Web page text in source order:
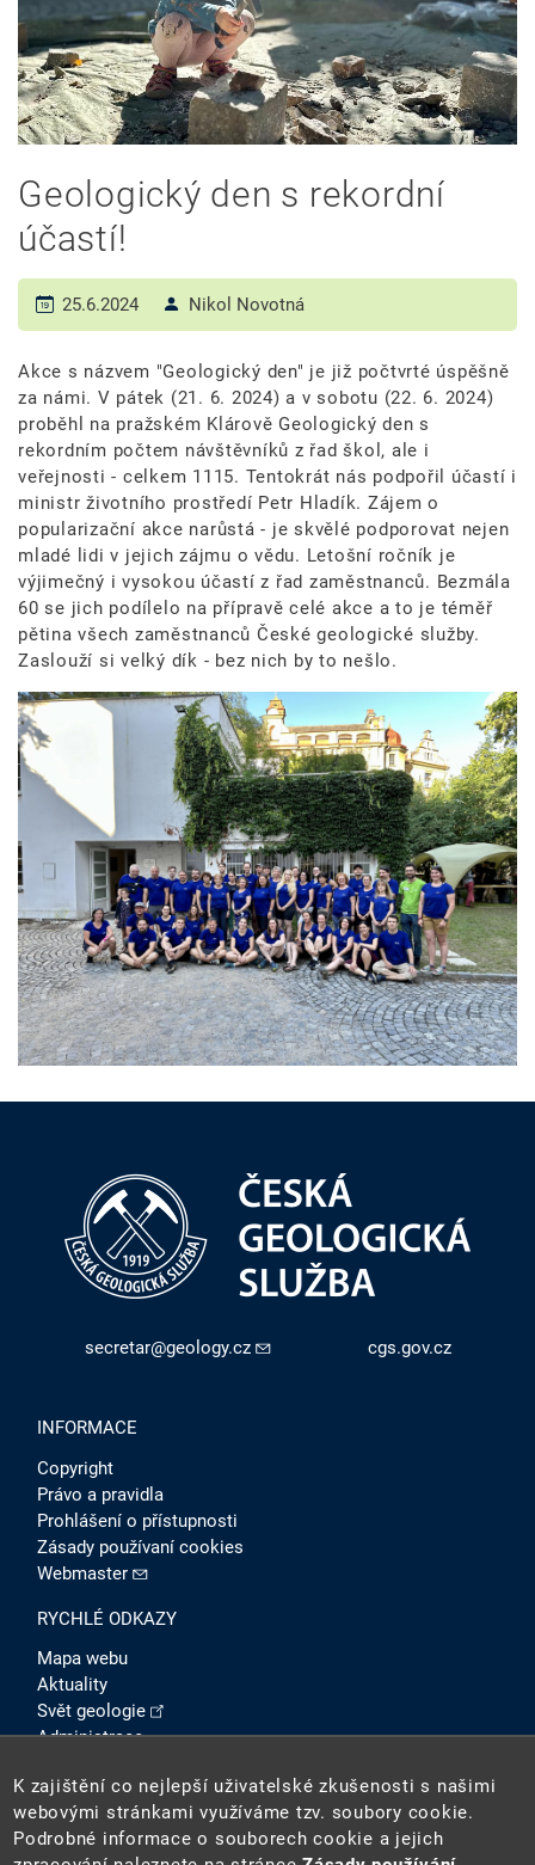
Geologický den s rekordní
účastí!
25.6.2024 Nikol Novotná
Akce s názvem "Geologický den" je již počtvrté úspěšně
za námi. V pátek (21. 6. 2024) a v sobotu (22. 6. 2024)
proběhl na pražském Klárově Geologický den s
rekordním počtem návštěvníků z řad škol, ale i
veřejnosti - celkem 1115. Tentokrát nás podpořil účastí i
ministr životního prostředí Petr Hladík. Zájem o
popularizační akce narůstá - je skvělé podporovat nejen
mladé lidi v jejich zájmu o vědu. Letošní ročník je
výjimečný i vysokou účastí z řad zaměstnanců. Bezmála
60 se jich podílelo na přípravě celé akce a to je téměř
pětina všech zaměstnanců České geologické služby.
Zaslouží si velký dík - bez nich by to nešlo.
secretar@geology.cz cgs.gov.cz
INFORMACE
Copyright
Právo a pravidla
Prohlášení o přístupnosti
Zásady používaní cookies
Webmaster
RYCHLÉ ODKAZY
Mapa webu
Aktuality
Svět geologie
Administrace
SOCIÁLNÍ SÍTĚ
K zajištění co nejlepší uživatelské zkušenosti s našimi
webovými stránkami využíváme tzv. soubory cookie.
Podrobné informace o souborech cookie a jejich